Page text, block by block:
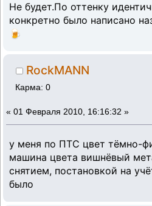
Не будет.По оттенку
конкретно было написано
🍺
RockMANN
Карма: 0
« 01 Февраля 2010, 16:16:32 »
у меня по ПТС цвет тёмно-
машина цвета вишнёвый
снятием, постановкой на
было